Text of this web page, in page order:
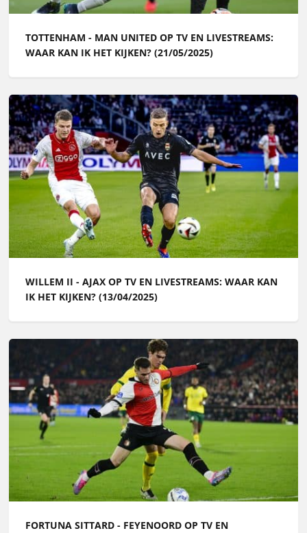
TOTTENHAM - MAN UNITED OP TV EN LIVESTREAMS:
WAAR KAN IK HET KIJKEN? (21/05/2025)
WILLEM II - AJAX OP TV EN LIVESTREAMS: WAAR KAN
IK HET KIJKEN? (13/04/2025)
FORTUNA SITTARD - FEYENOORD OP TV EN